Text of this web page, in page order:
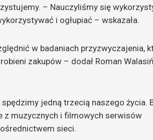
– Nauczyliśmy się
i ogłupiać – wskazała.
w badaniach przyzwyczajenia,
zakupów – dodał Roman
jedną trzecią naszego życia.
z muzycznych i filmowych serwisów
sieci.